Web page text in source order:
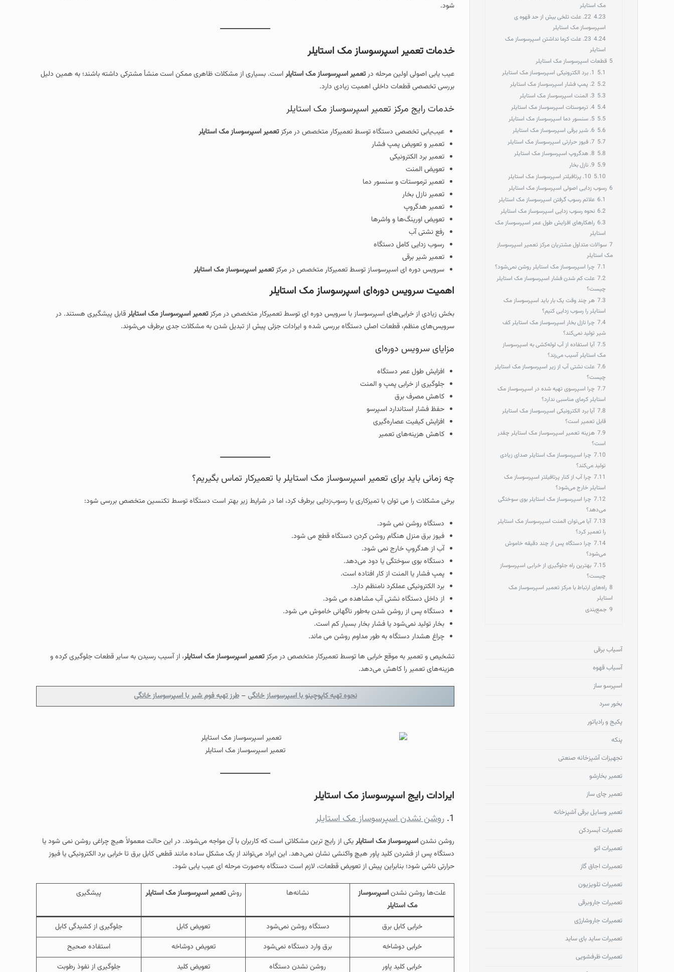
شود.
خدمات تعمیر اسپرسوساز مک استایلر
عیب‌ یابی اصولی اولین مرحله درتعمیر اسپرسوساز مک استایلراست. بسیاری از مشکلات ظاهری ممکن است منشأ مشترکی داشته باشند؛ به همین دلیل
بررسی تخصصی قطعات داخلی اهمیت زیادی دارد.
خدمات رایج مرکز تعمیر اسپرسوساز مک استایلر
عیب‌یابی تخصصی دستگاه توسط تعمیرکار متخصص در مرکزتعمیر اسپرسوساز مک استایلر
تعمیر و تعویض پمپ فشار
تعمیر برد الکترونیکی
تعویض المنت
تعمیر ترموستات و سنسور دما
تعمیر نازل بخار
تعمیر هدگروپ
تعویض اورینگ‌ها و واشرها
رفع نشتی آب
رسوب‌ زدایی کامل دستگاه
تعمیر شیر برقی
سرویس دوره ای اسپرسوساز توسط تعمیرکار متخصص در مرکزتعمیر اسپرسوساز مک استایلر
اهمیت سرویس دوره‌ای اسپرسوساز مک استایلر
بخش زیادی از خرابی‌های اسپرسوساز با سرویس دوره‌ ای توسط تعمیرکار متخصص در مرکزتعمیر اسپرسوساز مک استایلرقابل پیشگیری هستند. در
سرویس‌های منظم، قطعات اصلی دستگاه بررسی شده و ایرادات جزئی پیش از تبدیل شدن به مشکلات جدی برطرف می‌شوند.
مزایای سرویس دوره‌ای
افزایش طول عمر دستگاه
جلوگیری از خرابی پمپ و المنت
کاهش مصرف برق
حفظ فشار استاندارد اسپرسو
افزایش کیفیت عصاره‌گیری
کاهش هزینه‌های تعمیر
چه زمانی باید برای تعمیر اسپرسوساز مک استایلر با تعمیرکار تماس بگیریم؟
برخی مشکلات را می‌ توان با تمیزکاری یا رسوب‌زدایی برطرف کرد، اما در شرایط زیر بهتر است دستگاه توسط تکنسین متخصص بررسی شود:
دستگاه روشن نمی‌ شود.
فیوز برق منزل هنگام روشن کردن دستگاه قطع می‌ شود.
آب از هدگروپ خارج نمی‌ شود.
دستگاه بوی سوختگی یا دود می‌دهد.
پمپ فشار یا المنت از کار افتاده است.
برد الکترونیکی عملکرد نامنظم دارد.
از داخل دستگاه نشتی آب مشاهده می‌ شود.
دستگاه پس از روشن شدن به‌طور ناگهانی خاموش می‌ شود.
بخار تولید نمی‌شود یا فشار بخار بسیار کم است.
چراغ هشدار دستگاه به‌ طور مداوم روشن می‌ ماند.
تشخیص و تعمیر به‌ موقع خرابی ها توسط تعمیرکار متخصص در مرکزتعمیر اسپرسوساز مک استایلر، از آسیب رسیدن به سایر قطعات جلوگیری کرده و
هزینه‌های تعمیر را کاهش می‌دهد.
نحوه تهیه کاپوچینو با اسپرسوساز خانگی –طرز تهیه فوم شیر با اسپرسوساز خانگی
تعمیر اسپرسوساز مک استایلر
ایرادات رایج اسپرسوسازمک استایلر
1. روشن نشدن اسپرسوساز مک استایلر
روشن نشدناسپرسوسازمک استایلریکی از رایج‌ ترین مشکلاتی است که کاربران با آن مواجه می‌شوند. در این حالت معمولاً هیچ چراغی روشن نمی‌ شود یا
دستگاه پس از فشردن کلید پاور هیچ واکنشی نشان نمی‌دهد. این ایراد می‌تواند از یک مشکل ساده مانند قطعی کابل برق تا خرابی برد الکترونیکی یا فیوز
حرارتی ناشی شود؛ بنابراین پیش از تعویض قطعات، لازم است دستگاه به‌صورت مرحله‌ ای عیب‌ یابی شود.
علت‌ها روشن نشدناسپرسوساز
مک استایلر
نشانه‌ها روشتعمیر اسپرسوساز مک استایلر پیشگیری
خرابی کابل برق دستگاه روشن نمی‌شود تعویض کابل
جلوگیری از کشیدگی کابل
خرابی دوشاخه
برق وارد دستگاه نمی‌شود تعویض دوشاخه
استفاده صحیح
خرابی کلید پاور
روشن نشدن دستگاه تعویض کلید جلوگیری از نفوذ رطوبت
مک استایلر
4.23
22. علت تلخی بیش از حد قهوه ی
اسپرسوساز مک استایلر
4.24
23. علت کرما نداشتن اسپرسوساز مک
استایلر
5 قطعات اسپرسوساز مک استایلر
5.1 1. برد الکترونیکی اسپرسوساز مک استایلر
5.2 2. پمپ فشار اسپرسوساز مک استایلر
5.3 3. المنت اسپرسوساز مک استایلر
5.4 4. ترموستات اسپرسوساز مک استایلر
5.5 5. سنسور دما اسپرسوساز مک استایلر
5.6 6. شیر برقی اسپرسوساز مک استایلر
5.7 7. فیوز حرارتی اسپرسوساز مک استایلر
5.8 8. هدگروپ اسپرسوساز مک استایلر
5.9 9. نازل بخار
5.10 10. پرتافیلتر اسپرسوساز مک استایلر
6 رسوب‌ زدایی اصولی اسپرسوساز مک استایلر
6.1 علائم رسوب گرفتن اسپرسوساز مک استایلر
6.2 نحوه رسوب‌ زدایی اسپرسوساز مک استایلر
6.3 راهکارهای افزایش طول عمر اسپرسوساز مک
استایلر
7 سوالات متداول مشتریان مرکز تعمیر اسپرسوساز
مک استایلر
7.1 چرا اسپرسوساز مک استایلر روشن نمی‌شود؟
7.2 علت کم شدن فشار اسپرسوساز مک استایلر
چیست؟
7.3 هر چند وقت یک بار باید اسپرسوساز مک
استایلر را رسوب‌ زدایی کنیم؟
7.4 چرا نازل بخار اسپرسوساز مک استایلر کف
شیر تولید نمی‌کند؟
7.5 آیا استفاده از آب لوله‌کشی به اسپرسوساز
مک استایلر آسیب می‌زند؟
7.6 علت نشتی آب از زیر اسپرسوساز مک استایلر
چیست؟
7.7 چرا اسپرسوی تهیه‌ شده در اسپرسوساز مک
استایلر کرمای مناسبی ندارد؟
7.8 آیا برد الکترونیکی اسپرسوساز مک استایلر
قابل تعمیر است؟
7.9 هزینه تعمیر اسپرسوساز مک استایلر چقدر
است؟
7.10 چرا اسپرسوساز مک استایلر صدای زیادی
تولید می‌کند؟
7.11 چرا آب از کنار پرتافیلتر اسپرسوساز مک
استایلر خارج می‌شود؟
7.12 چرا اسپرسوساز مک استایلر بوی سوختگی
می‌دهد؟
7.13 آیا می‌توان المنت اسپرسوساز مک استایلر
را تعمیر کرد؟
7.14 چرا دستگاه پس از چند دقیقه خاموش
می‌شود؟
7.15 بهترین راه جلوگیری از خرابی اسپرسوساز
چیست؟
8 راه‌های ارتباط با مرکز تعمیر اسپرسوساز مک
استایلر
9 جمع‌بندی
آسیاب برقی
آسیاب قهوه
اسپرسو ساز
بخور سرد
پکیج و رادیاتور
پنکه
تجهیزات آشپزخانه صنعتی
تعمیر بخارشو
تعمیر چای ساز
تعمیر وسایل برقی آشپزخانه
تعمیرات آبسردکن
تعمیرات اتو
تعمیرات اجاق گاز
تعمیرات تلویزیون
تعمیرات جاروبرقی
تعمیرات جاروشارژی
تعمیرات ساید بای ساید
تعمیرات ظرفشویی